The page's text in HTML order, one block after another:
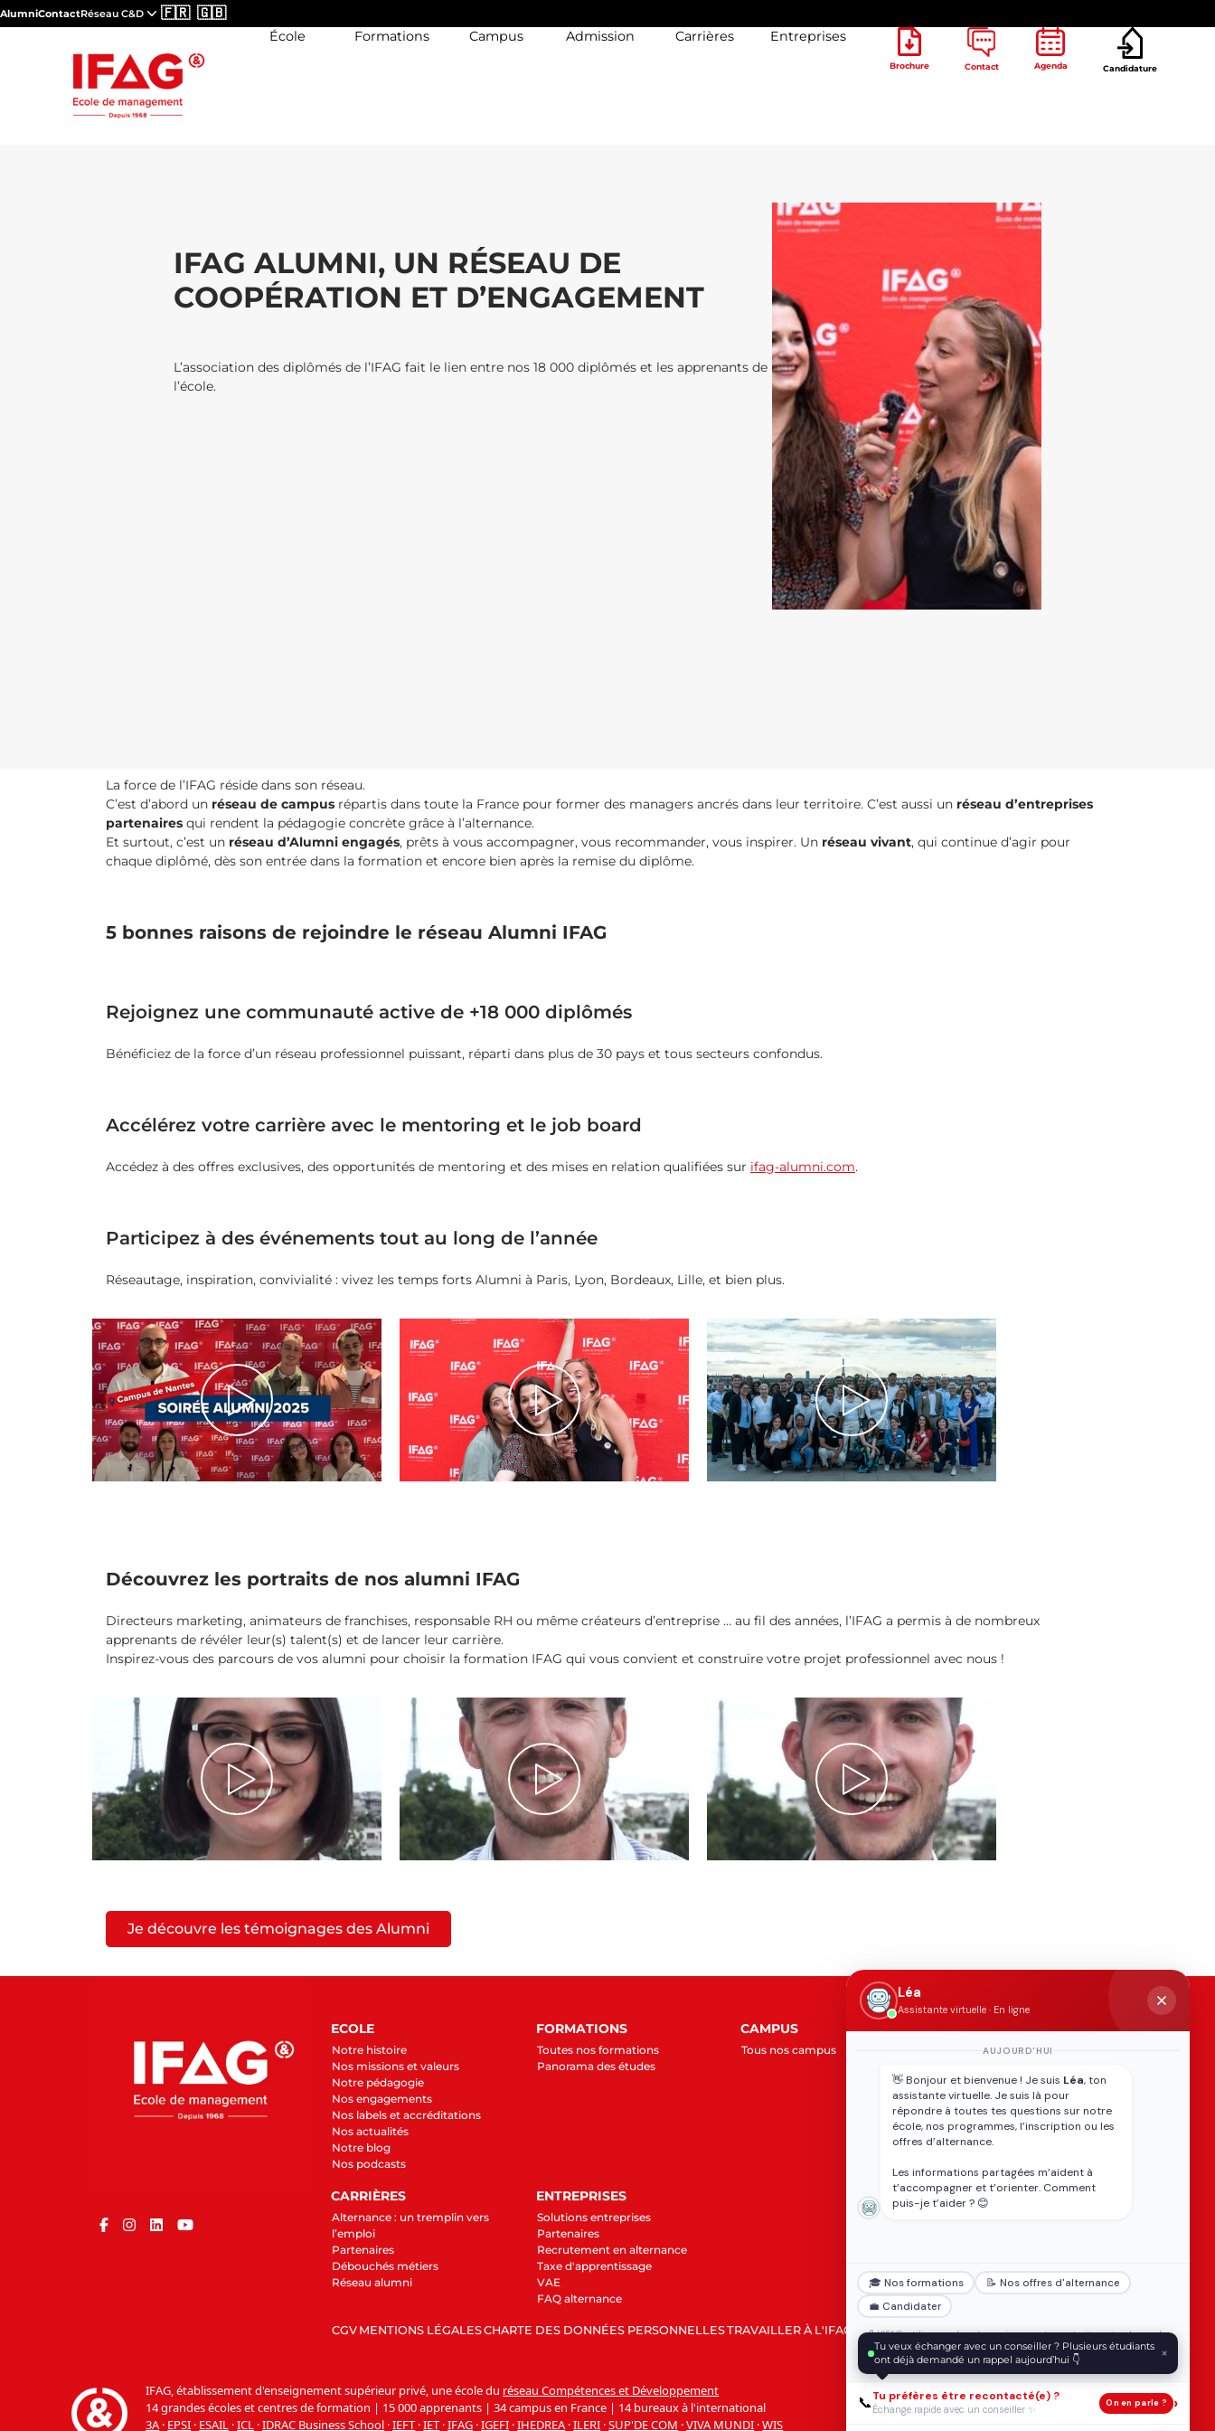
AlumniContactRéseau C&D 🇫🇷 🇬🇧
École Formations Campus Admission Carrières Entreprises
Brochure Contact Agenda Candidature
IFAG ALUMNI, UN RÉSEAU DE
COOPÉRATION ET D’ENGAGEMENT
L’association des diplômés de l’IFAG fait le lien entre nos 18 000 diplômés et les apprenants de
l’école.
La force de l’IFAG réside dans son réseau.
C’est d’abord un réseau de campus répartis dans toute la France pour former des managers ancrés dans leur territoire. C’est aussi un réseau d’entreprises
partenaires qui rendent la pédagogie concrète grâce à l’alternance.
Et surtout, c’est un réseau d’Alumni engagés, prêts à vous accompagner, vous recommander, vous inspirer. Un réseau vivant, qui continue d’agir pour
chaque diplômé, dès son entrée dans la formation et encore bien après la remise du diplôme.
5 bonnes raisons de rejoindre le réseau Alumni IFAG
Rejoignez une communauté active de +18 000 diplômés
Bénéficiez de la force d’un réseau professionnel puissant, réparti dans plus de 30 pays et tous secteurs confondus.
Accélérez votre carrière avec le mentoring et le job board
Accédez à des offres exclusives, des opportunités de mentoring et des mises en relation qualifiées sur ifag-alumni.com.
Participez à des événements tout au long de l’année
Réseautage, inspiration, convivialité : vivez les temps forts Alumni à Paris, Lyon, Bordeaux, Lille, et bien plus.
Découvrez les portraits de nos alumni IFAG
Directeurs marketing, animateurs de franchises, responsable RH ou même créateurs d’entreprise … au fil des années, l’IFAG a permis à de nombreux
apprenants de révéler leur(s) talent(s) et de lancer leur carrière.
Inspirez-vous des parcours de vos alumni pour choisir la formation IFAG qui vous convient et construire votre projet professionnel avec nous !
Je découvre les témoignages des Alumni
ECOLE
Notre histoire
Nos missions et valeurs
Notre pédagogie
Nos engagements
Nos labels et accréditations
Nos actualités
Notre blog
Nos podcasts
FORMATIONS
Toutes nos formations
Panorama des études
CAMPUS
Tous nos campus
ADMISSION
Conditions d'admission
internationaux
Tarifs et financement
Services aux apprenants
CARRIÈRES
Alternance : un tremplin vers
l’emploi
Partenaires
Débouchés métiers
Réseau alumni
ENTREPRISES
Solutions entreprises
Partenaires
Recrutement en alternance
Taxe d'apprentissage
VAE
FAQ alternance
CGV MENTIONS LÉGALESCHARTE DES DONNÉES PERSONNELLESTRAVAILLER À L'IFAG FORMULAIRE DE RÉCLAMATION
Léa
Assistante virtuelle · En ligne
AUJOURD'HUI
👋 Bonjour et bienvenue ! Je suis Léa, ton
assistante virtuelle. Je suis là pour
répondre à toutes tes questions sur notre
école, nos programmes, l’inscription ou les
offres d’alternance.
Les informations partagées m’aident à
t’accompagner et t’orienter. Comment
puis-je t’aider ? 😊
🎓 Nos formations
📝 Nos offres d'alternance
💼 Candidater
🔒 L'IFAG utilise vos données uniquement pour traiter votre demande,
vous pouvez vous désinscrire à tout moment. Aucune information n'est
obligatoire pour poursuivre cette conversation.Charte des données
personnelles
📞Tu préfères être recontacté(e) ?
Échange rapide avec un conseiller ✨
On en parle ? ›
Tu veux échanger avec un conseiller ? Plusieurs étudiants
ont déjà demandé un rappel aujourd’hui 👇
×